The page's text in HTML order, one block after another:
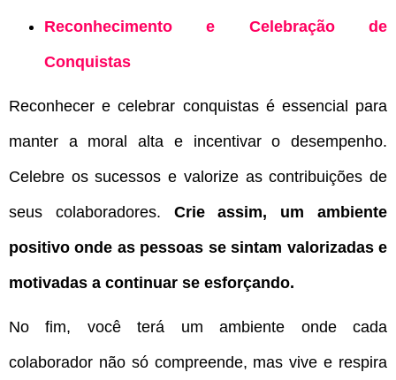
Reconhecimento e Celebração de
Conquistas
Reconhecer e celebrar conquistas é essencial para
manter a moral alta e incentivar o desempenho.
Celebre os sucessos e valorize as contribuições de
seus colaboradores. Crie assim, um ambiente
positivo onde as pessoas se sintam valorizadas e
motivadas a continuar se esforçando.
No fim, você terá um ambiente onde cada
colaborador não só compreende, mas vive e respira